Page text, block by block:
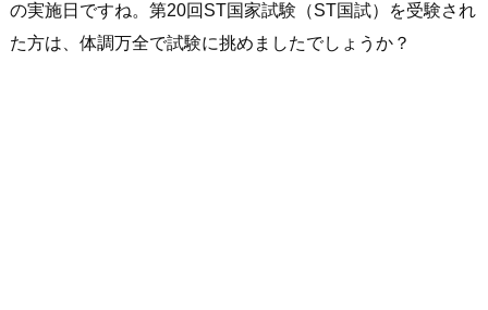
の実施日ですね。第20回ST国家試験（ST国試）を受験され
た方は、体調万全で試験に挑めましたでしょうか？